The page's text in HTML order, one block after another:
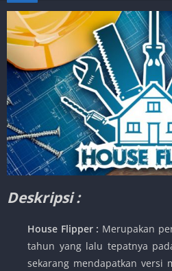
Deskripsi :
House Flipper : Merupakan
tahun yang lalu tepatnya
sekarang mendapatkan versi